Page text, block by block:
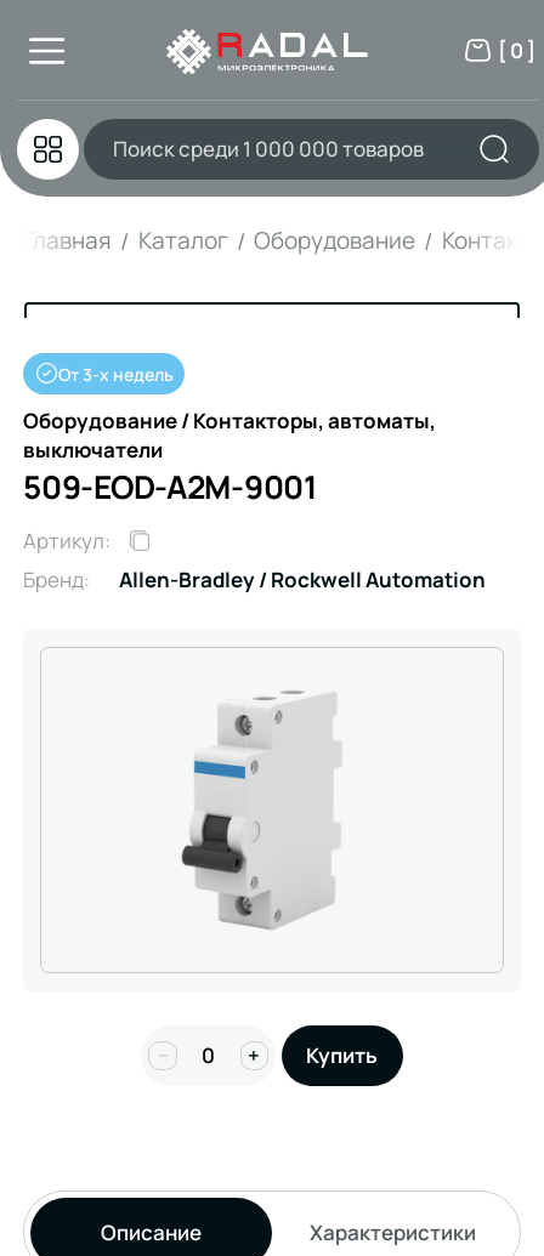
[ 0 ]
Главная Каталог Оборудование
От 3-х недель
Оборудование / Контакторы, автоматы,
выключатели
509-EOD-A2M-9001
Артикул:
Бренд:
Allen-Bradley / Rockwell Automation
− + Купить
Описание Характеристики